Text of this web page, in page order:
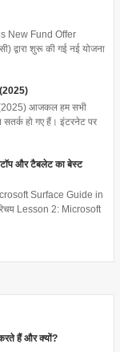
New Fund Offer
द्वारा शुरू की गई नई योजना
आजकल हम सभी
हो गए हैं। इंटरनेट पर
और टैबलेट का बेस्ट
Surface Guide in
Lesson 2: Microsoft
हैं और क्यों?